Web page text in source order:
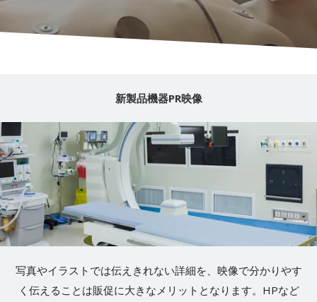
新製品機器PR映像
写真やイラストでは伝えきれない詳細を、映像で分かりやす
く伝えることは販促に大きなメリットとなります。HPなど